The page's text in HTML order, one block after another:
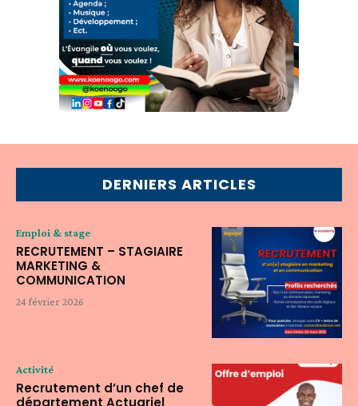
DERNIERS ARTICLES
Emploi & stage
RECRUTEMENT – STAGIAIRE
MARKETING &
COMMUNICATION
24 février 2026
Activité
Recrutement d’un chef de
département Actuariel